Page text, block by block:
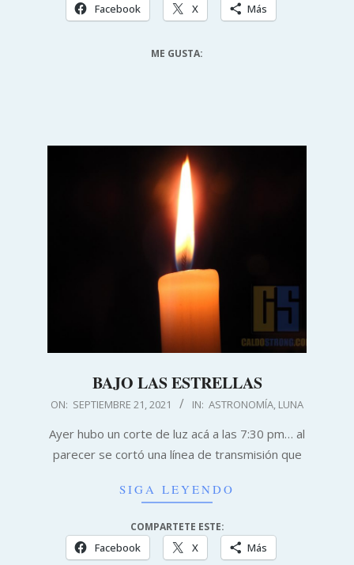
Facebook X Más
ME GUSTA:
BAJO LAS ESTRELLAS
2021-
21
ON: SEPTIEMBRE 21, 2021 IN: ASTRONOMÍA LUNA
Ayer hubo un corte de luz acá a las 7:30 pm… al
parecer se cortó una línea de transmisión que
SIGA LEYENDO
COMPARTETE ESTE:
Facebook X Más